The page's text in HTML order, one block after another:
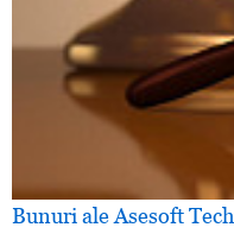
Bunuri ale Asesoft